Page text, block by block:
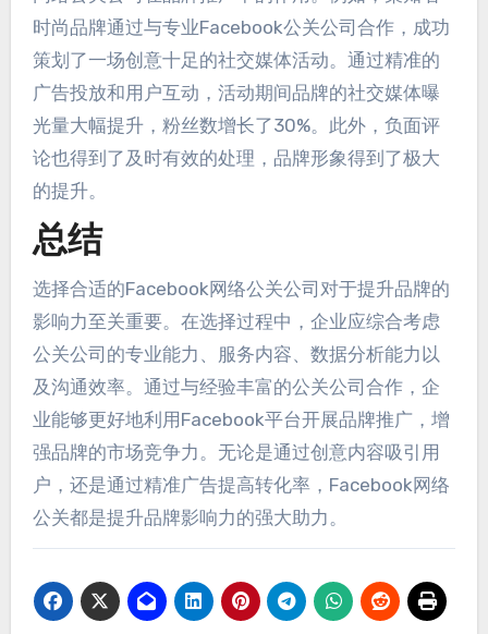
时尚品牌通过与专业Facebook公关公司合作，成功
策划了一场创意十足的社交媒体活动。通过精准的
广告投放和用户互动，活动期间品牌的社交媒体曝
光量大幅提升，粉丝数增长了30%。此外，负面评
论也得到了及时有效的处理，品牌形象得到了极大
的提升。
总结
选择合适的Facebook网络公关公司对于提升品牌的
影响力至关重要。在选择过程中，企业应综合考虑
公关公司的专业能力、服务内容、数据分析能力以
及沟通效率。通过与经验丰富的公关公司合作，企
业能够更好地利用Facebook平台开展品牌推广，增
强品牌的市场竞争力。无论是通过创意内容吸引用
户，还是通过精准广告提高转化率，Facebook网络
公关都是提升品牌影响力的强大助力。